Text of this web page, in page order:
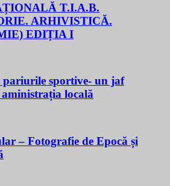
T.I.A.B.
ARHIVISTICĂ.
EDIȚIA I
pariurile sportive- un jaf
locală
– Fotografie de Epocă și